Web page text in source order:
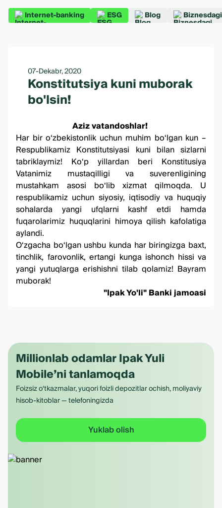
Internet-banking ESG Blog
07-Dekabr, 2020
Konstitutsiya kuni muborak
bo'lsin!
Aziz vatandoshlar!
Har bir o‘zbekistonlik uchun muhim bo‘lgan kun –
Respublikamiz Konstitutsiyasi kuni bilan sizlarni
tabriklaymiz! Ko‘p yillardan beri Konstitusiya
Vatanimiz mustaqilligi va suverenligining
mustahkam asosi bo‘lib xizmat qilmoqda. U
respublikamiz uchun siyosiy, iqtisodiy va huquqiy
sohalarda yangi ufqlarni kashf etdi hamda
fuqarolarimiz huquqlarini himoya qilish kafolatiga
aylandi.⠀
O‘zgacha bo‘lgan ushbu kunda har biringizga baxt,
tinchlik, farovonlik, ertangi kunga ishonch hissi va
yangi yutuqlarga erishishni tilab qolamiz! Bayram
muborak!
"Ipak Yo'li" Banki jamoasi
Millionlab odamlar Ipak Yuli
Mobile’ni tanlamoqda
Foizsiz o‘tkazmalar, yuqori foizli depozitlar ochish, moliyaviy
hisob-kitoblar — telefoningizda
Yuklab olish